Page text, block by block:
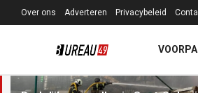
LATEST TRENDING
Over ons Adverteren Privacybeleid